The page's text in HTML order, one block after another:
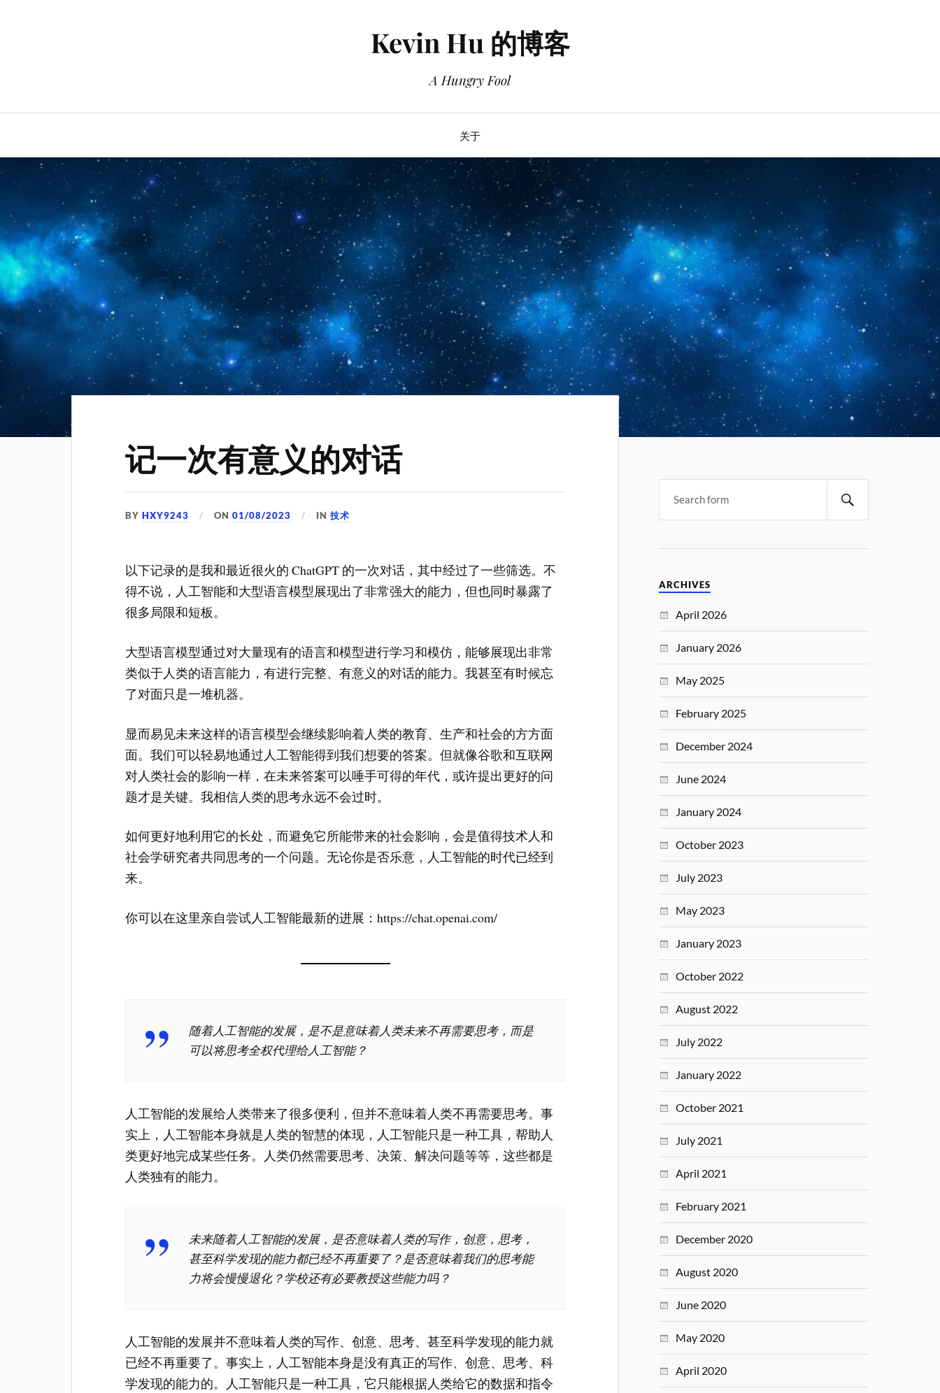
Kevin Hu 的博客
A Hungry Fool
关于
记一次有意义的对话
BYHXY9243 ON01/08/2023 IN技术
以下记录的是我和最近很火的 ChatGPT 的一次对话，其中经过了一些筛选。不
得不说，人工智能和大型语言模型展现出了非常强大的能力，但也同时暴露了
很多局限和短板。
大型语言模型通过对大量现有的语言和模型进行学习和模仿，能够展现出非常
类似于人类的语言能力，有进行完整、有意义的对话的能力。我甚至有时候忘
了对面只是一堆机器。
显而易见未来这样的语言模型会继续影响着人类的教育、生产和社会的方方面
面。我们可以轻易地通过人工智能得到我们想要的答案。但就像谷歌和互联网
对人类社会的影响一样，在未来答案可以唾手可得的年代，或许提出更好的问
题才是关键。我相信人类的思考永远不会过时。
如何更好地利用它的长处，而避免它所能带来的社会影响，会是值得技术人和
社会学研究者共同思考的一个问题。无论你是否乐意，人工智能的时代已经到
来。
你可以在这里亲自尝试人工智能最新的进展：https://chat.openai.com/
随着人工智能的发展，是不是意味着人类未来不再需要思考，而是
可以将思考全权代理给人工智能？
人工智能的发展给人类带来了很多便利，但并不意味着人类不再需要思考。事
实上，人工智能本身就是人类的智慧的体现，人工智能只是一种工具，帮助人
类更好地完成某些任务。人类仍然需要思考、决策、解决问题等等，这些都是
人类独有的能力。
未来随着人工智能的发展，是否意味着人类的写作，创意，思考，
甚至科学发现的能力都已经不再重要了？是否意味着我们的思考能
力将会慢慢退化？学校还有必要教授这些能力吗？
人工智能的发展并不意味着人类的写作、创意、思考、甚至科学发现的能力就
已经不再重要了。事实上，人工智能本身是没有真正的写作、创意、思考、科
学发现的能力的。人工智能只是一种工具，它只能根据人类给它的数据和指令
ARCHIVES
April 2026
January 2026
May 2025
February 2025
December 2024
June 2024
January 2024
October 2023
July 2023
May 2023
January 2023
October 2022
August 2022
July 2022
January 2022
October 2021
July 2021
April 2021
February 2021
December 2020
August 2020
June 2020
May 2020
April 2020